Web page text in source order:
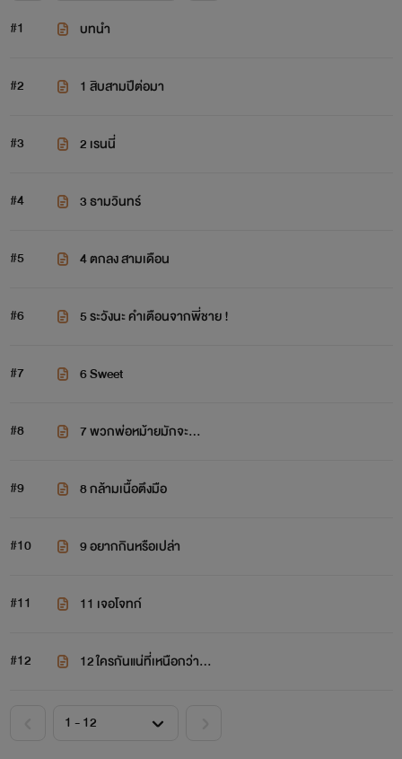
#1 บทนำ
#2 1 สิบสามปีต่อมา
#3 2 เรนนี่
#4 3 ธามวินทร์
#5 4 ตกลง สามเดือน
#6 5 ระวังนะ คำเตือนจากพี่ชาย !
#7 6 Sweet
#8 7 พวกพ่อหม้ายมักจะ...
#9 8 กล้ามเนื้อตึงมือ
#10 9 อยากกินหรือเปล่า
#11 11 เจอโจทก์
#12 12 ใครกันแน่ที่เหนือกว่า...